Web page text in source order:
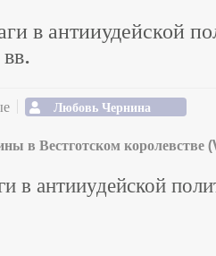
в антииудейской
Любовь Чернина
в Вестготском королевстве
в антииудейской